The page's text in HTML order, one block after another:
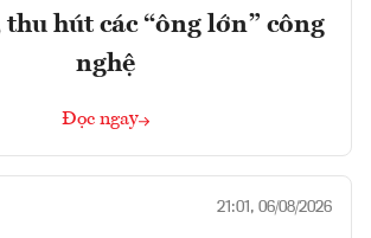
hút các “ông lớn” công
nghệ
Đọc ngay
21:01, 06/08/2026